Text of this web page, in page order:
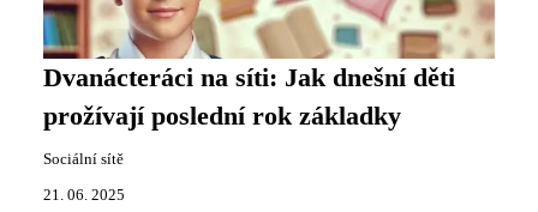
Dvanácteráci na síti: Jak dnešní děti
prožívají poslední rok základky
Sociální sítě
21. 06. 2025